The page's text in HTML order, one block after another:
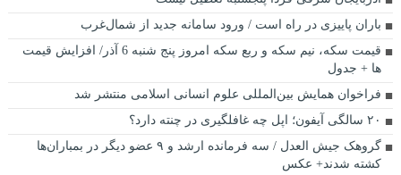
باران پاییزی در راه است / ورود سامانه جدید از شمال‌غرب
قیمت سکه، نیم سکه و ربع سکه امروز پنج شنبه 6 آذر/ افزایش قیمت
ها + جدول
فراخوان همایش بین‌المللی علوم انسانی اسلامی منتشر شد
۲۰ سالگی آیفون؛ اپل چه غافلگیری‌ در چنته دارد؟
گروهک جیش العدل / سه فرمانده ارشد و ۹ عضو دیگر در بمباران‌ها
کشته شدند+ عکس